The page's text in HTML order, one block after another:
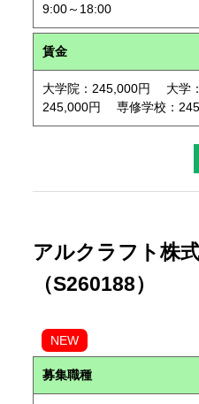
9:00～18:00
賃金
大学院：245,000円 大学
245,000円 専修学校：
アルクラフト株
（S260188）
NEW
募集職種